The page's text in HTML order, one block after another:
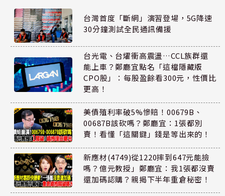
台灣首度「斷網」演習登場，5G降速
30分鐘測試全民通訊備援
台光電、台燿衝高震盪…CCL族群還
能上車？鄭廳宜點名「這檔隱藏版
CPO股」：每股盈餘看300元，性價比
更高！
美債殖利率破5%慘賠！00679B、
00687B該砍嗎？鄭廳宜：1張都別
賣！看懂「這關鍵」錢是等出來的！
新應材(4749)從1220摔到647元能撿
嗎？億元教授」鄭廳宜：我1張都沒賣
還加碼認購？親揭下半年重倉秘密！